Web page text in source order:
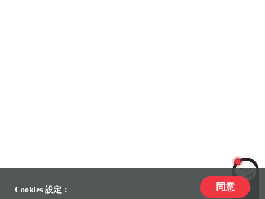
LiLi
Cookies 設定： 同意